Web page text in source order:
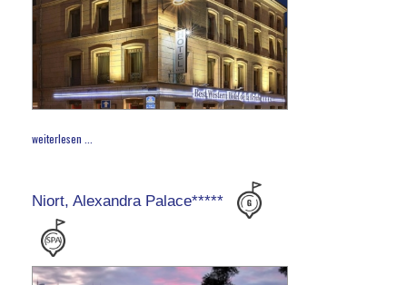
weiterlesen ...
Niort, Alexandra Palace*****